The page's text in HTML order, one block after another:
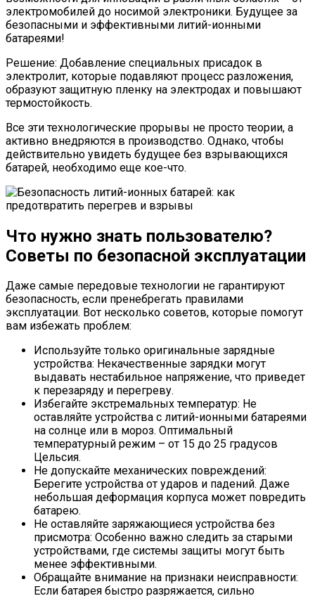
электромобилей до носимой электроники. Будущее за
безопасными и эффективными литий-ионными
батареями!
Решение: Добавление специальных присадок в
электролит, которые подавляют процесс разложения,
образуют защитную пленку на электродах и повышают
термостойкость.
Все эти технологические прорывы не просто теории, а
активно внедряются в производство. Однако, чтобы
действительно увидеть будущее без взрывающихся
батарей, необходимо еще кое-что.
Что нужно знать пользователю?
Советы по безопасной эксплуатации
Даже самые передовые технологии не гарантируют
безопасность, если пренебрегать правилами
эксплуатации. Вот несколько советов, которые помогут
вам избежать проблем:
Используйте только оригинальные зарядные
устройства: Некачественные зарядки могут
выдавать нестабильное напряжение, что приведет
к перезаряду и перегреву.
Избегайте экстремальных температур: Не
оставляйте устройства с литий-ионными батареями
на солнце или в мороз. Оптимальный
температурный режим – от 15 до 25 градусов
Цельсия.
Не допускайте механических повреждений:
Берегите устройства от ударов и падений. Даже
небольшая деформация корпуса может повредить
батарею.
Не оставляйте заряжающиеся устройства без
присмотра: Особенно важно следить за старыми
устройствами, где системы защиты могут быть
менее эффективными.
Обращайте внимание на признаки неисправности:
Если батарея быстро разряжается, сильно